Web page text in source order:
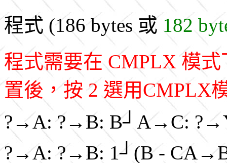
程式 (186 bytes 或 182
程式需要在 CMPLX 模
置後，按 2 選用CMPLX
?→A: ?→B: B┘A→C:
?→A: ?→B: 1┘(B -